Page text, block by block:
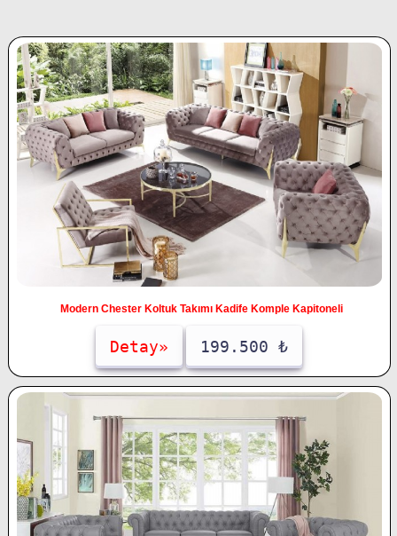
Modern Chester Koltuk Takımı Kadife Komple Kapitoneli
Detay» 199.500 ₺